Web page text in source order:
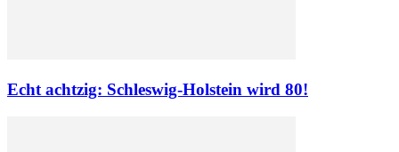
Echt achtzig: Schleswig-Holstein wird 80!